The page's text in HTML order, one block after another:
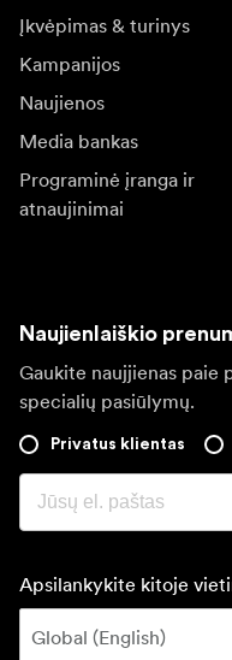
Įkvėpimas & turinys
Kampanijos
Naujienos
Media bankas
Programinė įranga ir
atnaujinimai
Naujienlaiškio
Gaukite naujjienas paie
specialių pasiūlymų.
Privatus klientas
Apsilankykite kitoje